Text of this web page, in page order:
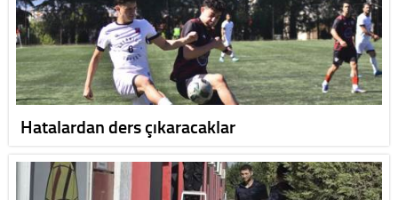
Hatalardan ders çıkaracaklar